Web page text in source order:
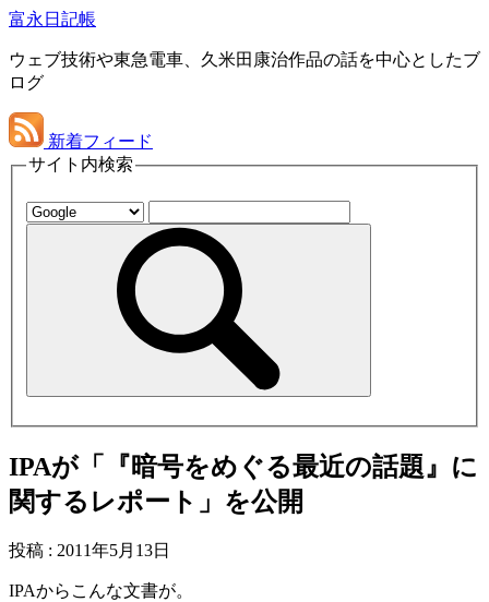
富永日記帳
ウェブ技術や東急電車、久米田康治作品の話を中心としたブ
ログ
新着フィード
サイト内検索
IPAが「『暗号をめぐる最近の話題』に
関するレポート」を公開
投稿 : 2011年5月13日
IPAからこんな文書が。